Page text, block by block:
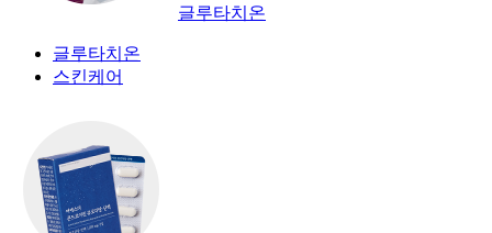
글루타치온
글루타치온
스킨케어